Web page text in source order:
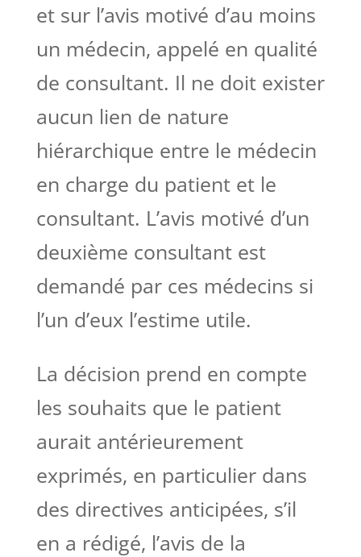
et sur l’avis motivé d’au moins
un médecin, appelé en qualité
de consultant. Il ne doit exister
aucun lien de nature
hiérarchique entre le médecin
en charge du patient et le
consultant. L’avis motivé d’un
deuxième consultant est
demandé par ces médecins si
l’un d’eux l’estime utile.
La décision prend en compte
les souhaits que le patient
aurait antérieurement
exprimés, en particulier dans
des directives anticipées, s’il
en a rédigé, l’avis de la